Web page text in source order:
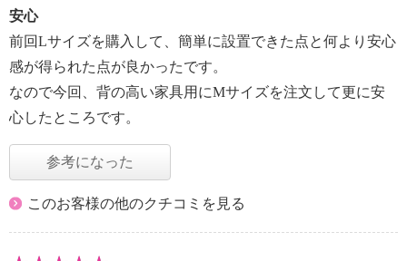
安心
前回Lサイズを購入して、簡単に設置できた点と何より安心
感が得られた点が良かったです。
なので今回、背の高い家具用にMサイズを注文して更に安
心したところです。
参考になった
このお客様の他のクチコミを見る